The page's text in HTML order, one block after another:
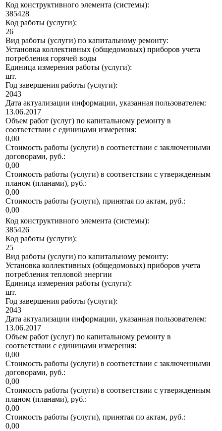
Код конструктивного элемента (системы):
385428
Код работы (услуги):
26
Вид работы (услуги) по капитальному ремонту:
Установка коллективных (общедомовых) приборов учета
потребления горячей воды
Единица измерения работы (услуги):
шт.
Год завершения работы (услуги):
2043
Дата актуализации информации, указанная пользователем:
13.06.2017
Объем работ (услуг) по капитальному ремонту в
соответствии с единицами измерения:
0,00
Стоимость работы (услуги) в соответствии с заключенными
договорами, руб.:
0,00
Стоимость работы (услуги) в соответствии с утвержденным
планом (планами), руб.:
0,00
Стоимость работы (услуги), принятая по актам, руб.:
0,00
Код конструктивного элемента (системы):
385426
Код работы (услуги):
25
Вид работы (услуги) по капитальному ремонту:
Установка коллективных (общедомовых) приборов учета
потребления тепловой энергии
Единица измерения работы (услуги):
шт.
Год завершения работы (услуги):
2043
Дата актуализации информации, указанная пользователем:
13.06.2017
Объем работ (услуг) по капитальному ремонту в
соответствии с единицами измерения:
0,00
Стоимость работы (услуги) в соответствии с заключенными
договорами, руб.:
0,00
Стоимость работы (услуги) в соответствии с утвержденным
планом (планами), руб.:
0,00
Стоимость работы (услуги), принятая по актам, руб.:
0,00